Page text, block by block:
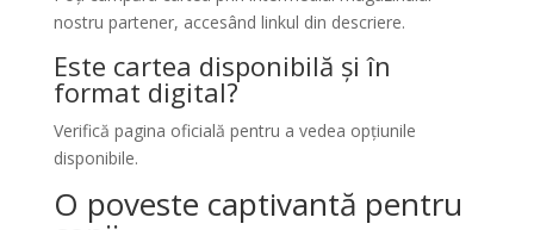
nostru partener, accesând linkul din descriere.
Este cartea disponibilă și în
format digital?
Verifică pagina oficială pentru a vedea opțiunile
disponibile.
O poveste captivantă pentru